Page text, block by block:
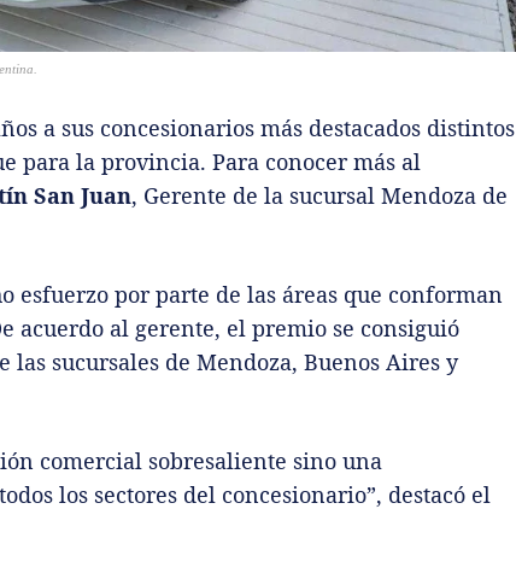
a sus concesionarios más destacados distintos
para la provincia. Para conocer más al
San Juan, Gerente de la sucursal Mendoza de
esfuerzo por parte de las áreas que conforman
acuerdo al gerente, el premio se consiguió
sucursales de Mendoza, Buenos Aires y
comercial sobresaliente sino una
los sectores del concesionario”, destacó el